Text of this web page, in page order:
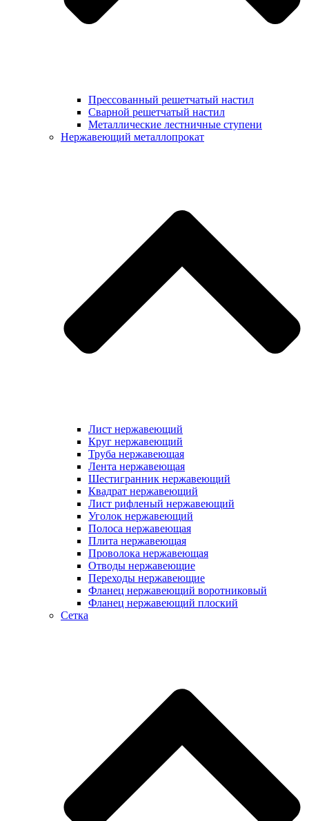
Прессованный решетчатый настил
Сварной решетчатый настил
Металлические лестничные ступени
Нержавеющий металлопрокат
Лист нержавеющий
Круг нержавеющий
Труба нержавеющая
Лента нержавеющая
Шестигранник нержавеющий
Квадрат нержавеющий
Лист рифленый нержавеющий
Уголок нержавеющий
Полоса нержавеющая
Плита нержавеющая
Проволока нержавеющая
Отводы нержавеющие
Переходы нержавеющие
Фланец нержавеющий воротниковый
Фланец нержавеющий плоский
Сетка